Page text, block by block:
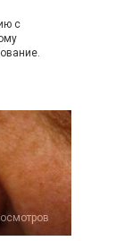
с